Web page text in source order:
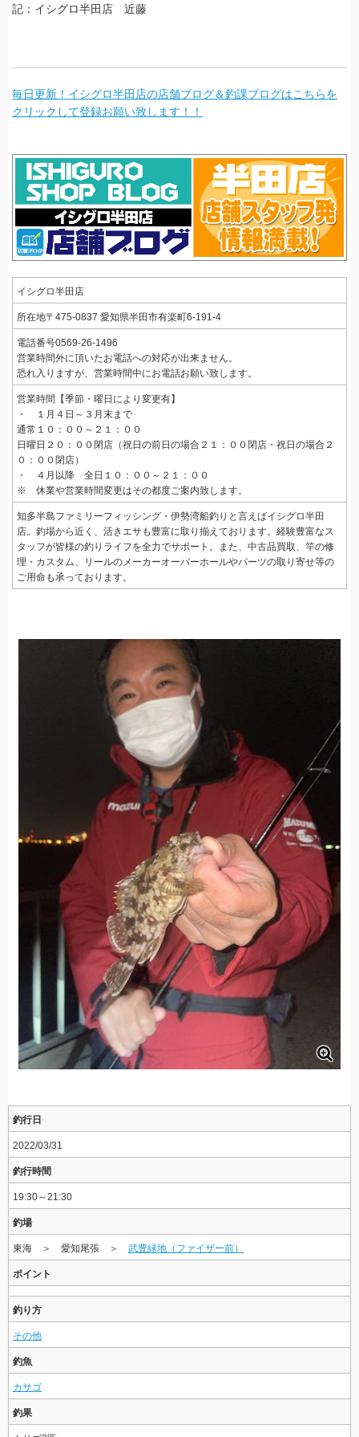
記：イシグロ半田店 近藤
毎日更新！イシグロ半田店の店舗ブログ＆釣課ブログはこちらを
クリックして登録お願い致します！！
イシグロ半田店
所在地〒475-0837 愛知県半田市有楽町6-191-4
電話番号0569-26-1496
営業時間外に頂いたお電話への対応が出来ません。
恐れ入りますが、営業時間中にお電話お願い致します。
営業時間【季節・曜日により変更有】
・ １月４日～３月末まで
通常１０：００～２１：００
日曜日２０：００閉店（祝日の前日の場合２１：００閉店・祝日の場合２
０：００閉店）
・ ４月以降 全日１０：００～２１：００
※ 休業や営業時間変更はその都度ご案内致します。
知多半島ファミリーフィッシング・伊勢湾船釣りと言えばイシグロ半田
店。釣場から近く、活きエサも豊富に取り揃えております。経験豊富なス
タッフが皆様の釣りライフを全力でサポート。また、中古品買取、竿の修
理・カスタム、リールのメーカーオーバーホールやパーツの取り寄せ等の
ご用命も承っております。
釣行日
2022/03/31
釣行時間
19:30～21:30
釣場
東海 ＞ 愛知尾張 ＞ 武豊緑地（ファイザー前）
ポイント
釣り方
その他
釣魚
カサゴ
釣果